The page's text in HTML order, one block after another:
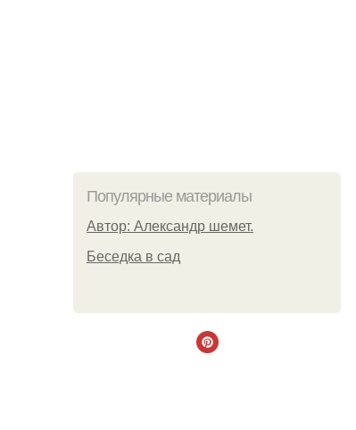
Популярные материалы
Автор: Александр шемет.
Беседка в сад